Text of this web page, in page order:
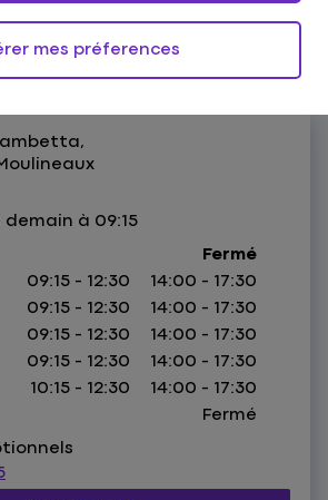
demain à 09:15
Fermé
09:15 - 12:30
14:00 - 17:30
09:15 - 12:30
14:00 - 17:30
09:15 - 12:30
14:00 - 17:30
09:15 - 12:30
14:00 - 17:30
10:15 - 12:30
14:00 - 17:30
Fermé
mes préferences